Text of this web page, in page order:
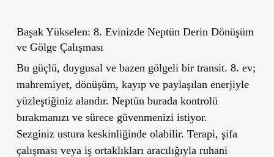
Başak Yükselen: 8. Evinizde Neptün Derin Dönüşüm
ve Gölge Çalışması
Bu güçlü, duygusal ve bazen gölgeli bir transit. 8. ev;
mahremiyet, dönüşüm, kayıp ve paylaşılan enerjiyle
yüzleştiğiniz alandır. Neptün burada kontrolü
bırakmanızı ve sürece güvenmenizi istiyor.
Sezginiz ustura keskinliğinde olabilir. Terapi, şifa
çalışması veya iş ortaklıkları aracılığıyla ruhani